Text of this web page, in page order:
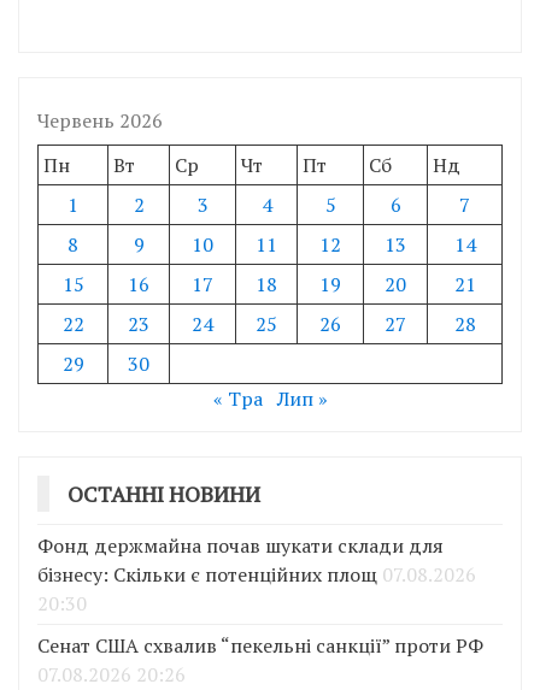
Червень 2026
Пн
Вт Ср Чт Пт Сб
Нд
1
2 3 4 5 6
7
8
9 10 11 12 13
14
15
16 17 18 19 20
21
22
23 24 25 26 27
28
29
30
« Тра Лип »
ОСТАННІ НОВИНИ
Фонд держмайна почав шукати склади для
бізнесу: Скільки є потенційних площ 07.08.2026
20:30
Сенат США схвалив “пекельні санкції” проти РФ
07.08.2026 20:26